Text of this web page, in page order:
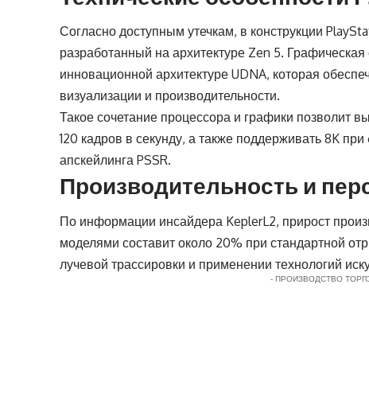
Согласно доступным утечкам, в конструкции
разработанный на архитектуре Zen 5.
инновационной архитектуре UDNA, которая
визуализации и производительности.
Такое сочетание процессора и графики позволит
120 кадров в секунду, а также поддерживать 8K
апскейлинга PSSR.
Производительность и
По информации инсайдера KeplerL2, прирост
моделями составит около 20% при стандартной
лучевой трассировки и применении технологий
- ПРОИЗВОДСТВО